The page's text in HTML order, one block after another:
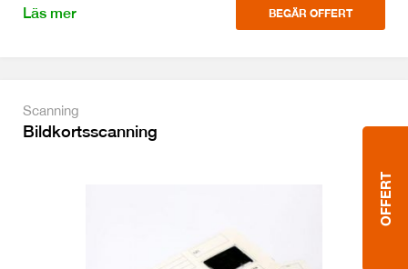
Läs mer BEGÄR OFFERT
Scanning
Bildkortsscanning
OFFERT